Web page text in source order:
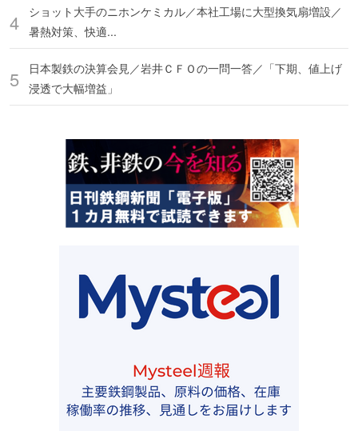
ショット大手のニホンケミカル／本社工場に大型換気扇増設／
暑熱対策、快適...
日本製鉄の決算会見／岩井ＣＦＯの一問一答／「下期、値上げ
浸透で大幅増益」